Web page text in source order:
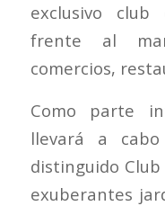
exclusivo
frente al
comercios,
Como parte
llevará a
distinguido
exuberantes